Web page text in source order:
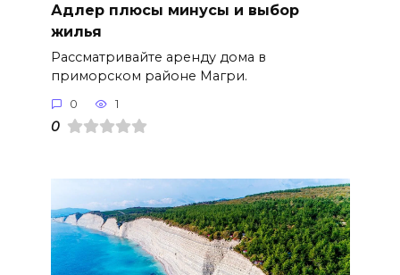
Адлер плюсы минусы и выбор
жилья
Рассматривайте аренду дома в
приморском районе Магри.
0 1
0